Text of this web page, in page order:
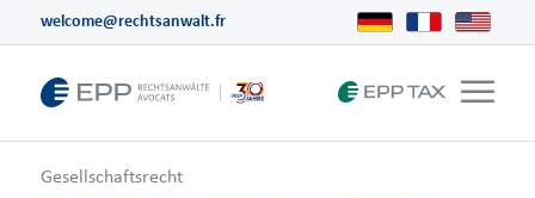
welcome@rechtsanwalt.fr
Gesellschaftsrecht